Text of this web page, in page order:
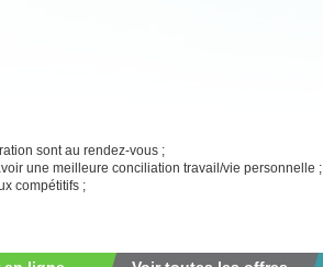
sont au rendez-vous ;
une meilleure conciliation travail/vie personnelle ;
compétitifs ;